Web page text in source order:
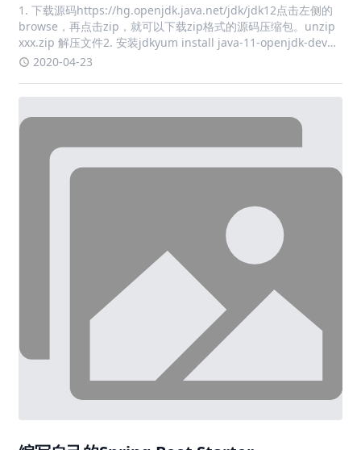
编写自己的Spring Boot Starter
1.新建一个maven项目命名规则统一是xxx-spring-boot-starter
完整pom.xml<?xml version="1.0" encoding="UTF-8"?>
<project xmlns="http://maven.apache.org/POM/4.0.0"